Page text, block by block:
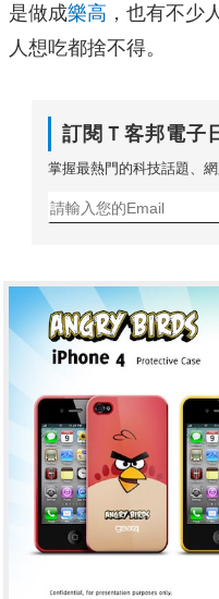
是做成樂高 ，也有不少
人想吃都捨不得。
訂閱Ｔ客邦電子
掌握最熱門的科技話題、